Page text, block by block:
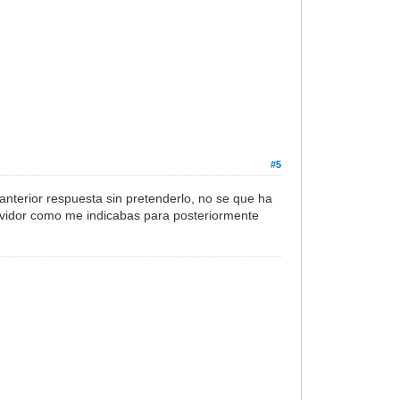
#5
respuesta sin pretenderlo, no se que ha
como me indicabas para posteriormente